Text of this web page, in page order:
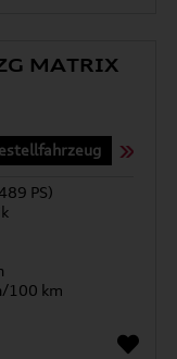
MATRIX
PS)
100 km